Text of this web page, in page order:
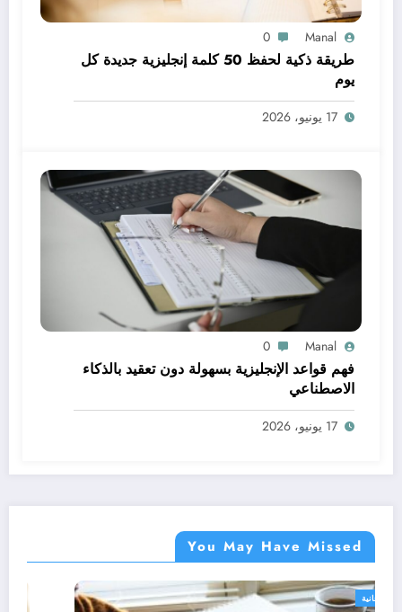
Manal
0
طريقة ذكية لحفظ 50 كلمة إنجليزية جديدة كل
يوم
17 يونيو، 2026
Manal
0
فهم قواعد الإنجليزية بسهولة دون تعقيد بالذكاء
الاصطناعي
17 يونيو، 2026
You May Have Missed
دورات مجانية